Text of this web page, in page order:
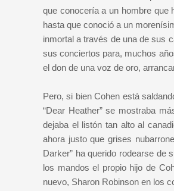
que conocería a un hombre que
hasta que conoció a un
inmortal a través de una de sus
sus conciertos para, muchos
el don de una voz de oro,
Pero, si bien Cohen está
“Dear Heather” se mostraba
dejaba el listón tan alto al
ahora justo que grises
Darker” ha querido rodearse de
los mandos el propio hijo de
nuevo, Sharon Robinson en los